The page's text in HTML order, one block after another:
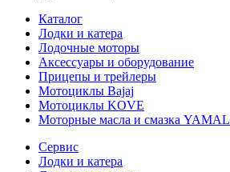
Каталог
Лодки и катера
Лодочные моторы
Аксессуары и оборудование
Прицепы и трейлеры
Мотоциклы Bajaj
Мотоциклы KOVE
Моторные масла и смазка
Сервис
Лодки и катера